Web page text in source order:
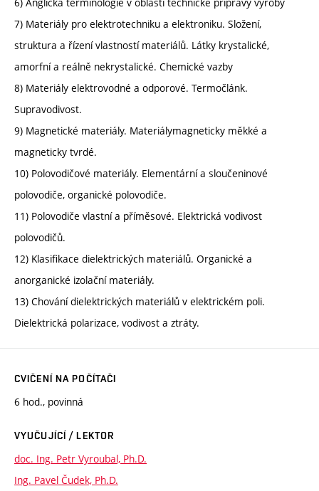
7) Materiály pro elektrotechniku a elektroniku. Složení,
struktura a řízení vlastností materiálů. Látky krystalické,
amorfní a reálně nekrystalické. Chemické vazby
8) Materiály elektrovodné a odporové. Termočlánk.
Supravodivost.
9) Magnetické materiály. Materiálymagneticky měkké a
magneticky tvrdé.
10) Polovodičové materiály. Elementární a sloučeninové
polovodiče, organické polovodiče.
11) Polovodiče vlastní a příměsové. Elektrická vodivost
polovodičů.
12) Klasifikace dielektrických materiálů. Organické a
anorganické izolační materiály.
13) Chování dielektrických materiálů v elektrickém poli.
Dielektrická polarizace, vodivost a ztráty.
CVIČENÍ NA POČÍTAČI
6 hod., povinná
VYUČUJÍCÍ / LEKTOR
doc. Ing. Petr Vyroubal, Ph.D.
Ing. Pavel Čudek, Ph.D.